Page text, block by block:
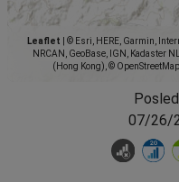
Leaflet
© Esri, HERE, Garmin,
NRCAN, GeoBase, IGN, Kadaster
(Hong Kong), ©
07/26/